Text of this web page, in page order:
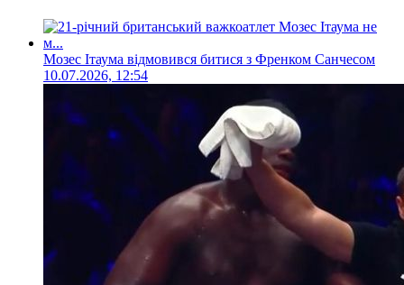
Мозес Ітаума відмовився битися з Френком Санчесом
10.07.2026, 12:54